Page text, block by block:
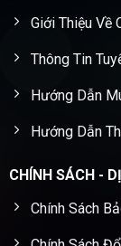
Giới Thiệu Về
Thông Tin
Hướng Dẫn
Hướng Dẫn
CHÍNH SÁCH -
Chính Sách